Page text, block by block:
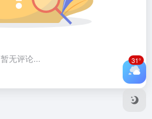
暂无评论... 31°